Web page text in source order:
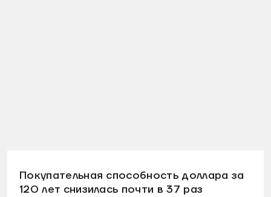
Покупательная способность доллара за
120 лет снизилась почти в 37 раз